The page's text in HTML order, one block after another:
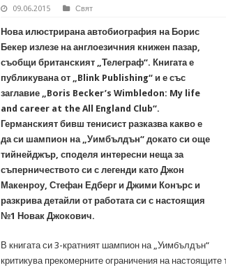
09.06.2015 Свят
Нова илюстрирана автобиография на Борис
Бекер излезе на англоезичния книжен пазар,
съобщи британският „Телеграф“. Книгата е
публикувана от „Blink Publishing“ и е със
заглавие „Boris Becker’s Wimbledon: My life
and career at the All England Club“.
Германският бивш тенисист разказва какво е
да си шампион на „Уимбълдън“ докато си още
тийнейджър, споделя интересни неща за
съперничеството си с легенди като Джон
Макенроу, Стефан Едберг и Джими Конърс и
разкрива детайли от работата си с настоящия
№1 Новак Джокович.
В книгата си 3-кратният шампион на „Уимбълдън“
критикува прекомерните ограничения на